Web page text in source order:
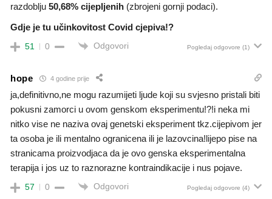
razdoblju 50,68% cijepljenih (zbrojeni gornji podaci).
Gdje je tu učinkovitost Covid cjepiva!?
51 0 Odgovori Pogledaj odgovore (1)
hope 4 godine prije
ja,definitivno,ne mogu razumijeti ljude koji su svjesno pristali biti
pokusni zamorci u ovom genskom eksperimentu!?!i neka mi
nitko vise ne naziva ovaj genetski eksperiment tkz.cijepivom jer
ta osoba je ili mentalno ogranicena ili je lazovcina!lijepo pise na
stranicama proizvodjaca da je ovo genska eksperimentalna
terapija i jos uz to raznorazne kontraindikacije i nus pojave.
57 0 Odgovori Pogledaj odgovore (4)